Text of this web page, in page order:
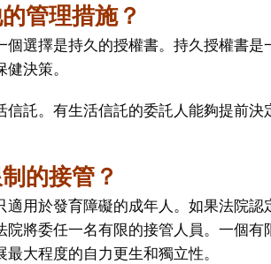
管理措施？
個選擇是持久的授權書。持久授權書
決策。
信託。有生活信託的委託人能夠提前
的接管？
適用於發育障礙的成年人。如果法院
院將委任一名有限的接管人員。一個
最大程度的自力更生和獨立性。